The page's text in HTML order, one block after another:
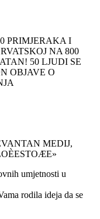
PRIMJERAKA I
NA 800
50 LJUDI SE
OBJAVE O
MEDIJ,
umjetnosti u
rodila ideja da se